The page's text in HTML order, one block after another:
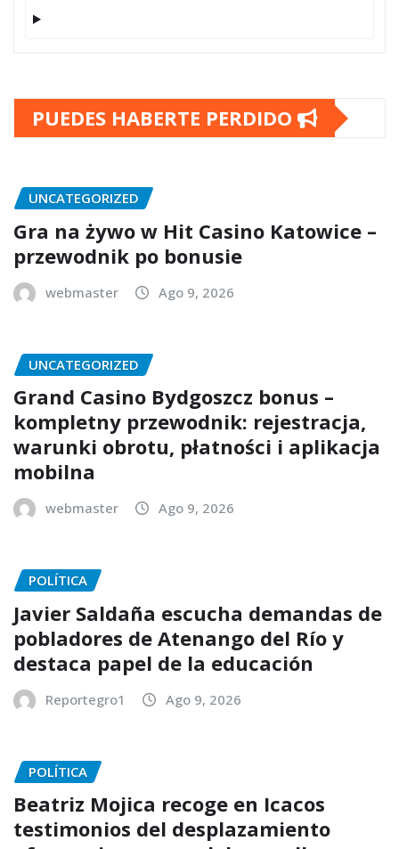
PUEDES HABERTE PERDIDO
UNCATEGORIZED
Gra na żywo w Hit Casino Katowice –
przewodnik po bonusie
webmaster Ago 9, 2026
UNCATEGORIZED
Grand Casino Bydgoszcz bonus –
kompletny przewodnik: rejestracja,
warunki obrotu, płatności i aplikacja
mobilna
webmaster Ago 9, 2026
POLÍTICA
Javier Saldaña escucha demandas de
pobladores de Atenango del Río y
destaca papel de la educación
Reportegro1 Ago 9, 2026
POLÍTICA
Beatriz Mojica recoge en Icacos
testimonios del desplazamiento